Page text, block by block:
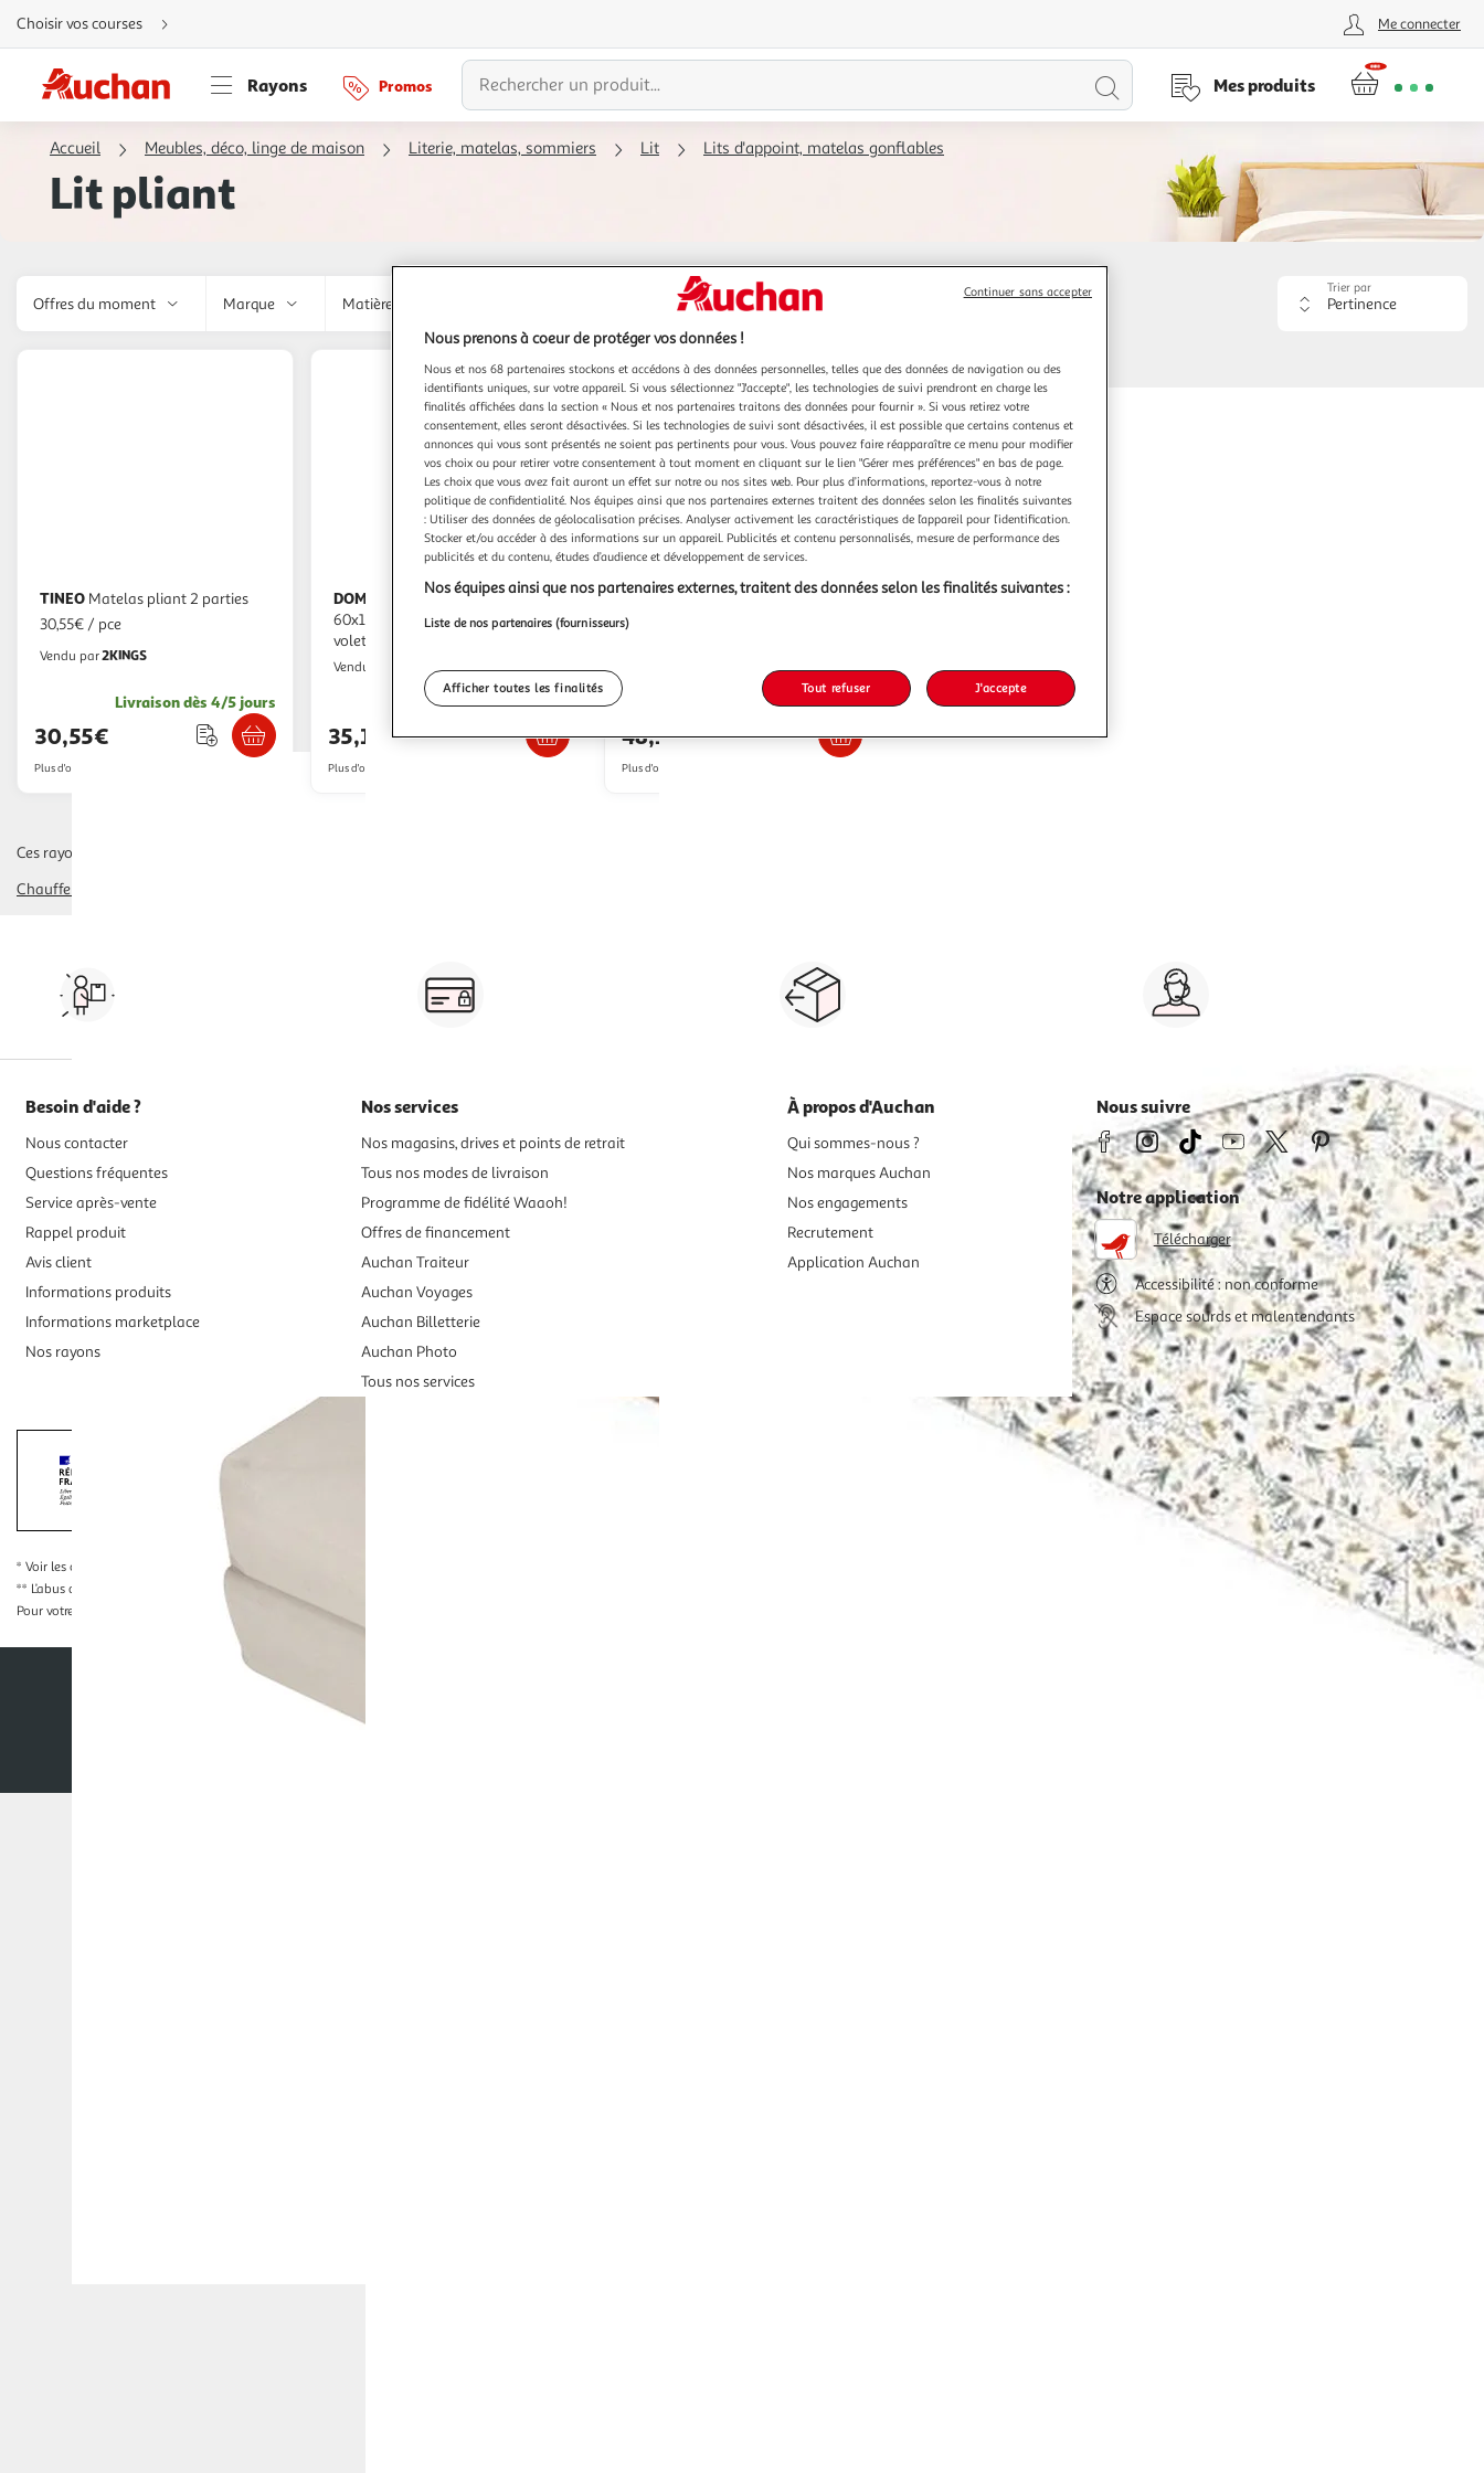
Aller
directement
au
Aller
directement
à
la
Aller
navigation
d'aide
Choisir vos courses Me connecter
Rayons Promos
Lancer
recherche
Mes produits
Accueil Meubles, déco, linge de maison Literie, matelas, sommiers Lit Lits d'appoint, matelas gonflables
Lit pliant
Offres du moment Marque Matière principale Plus de filtres
Appliquer
Trier par
TINEO Matelas pliant 2 parties
30,55€ / pce
Vendu par2KINGS
Livraison dès 4/5 jours
30,55€
Plus d'offres à partir de
DOMIVA
60x120 cm - Epaisseur 5cm - 2
volets - BOUBOU - DOMIVA
Vendu par 2KINGS
Livraison dès 4/5 jours
35,12€
Plus d'offres à partir de
DOMIVAMatelas pliant - Tissu -
60x120 cm - Epaisseur 5cm - 2
Livraison dès 4/5 jours
48,13€
Plus d'offres à partir de
Ces rayons pourraient également vous intéresser :
Chauffeuse
Besoin d'aide ?
Nous contacter
Questions fréquentes
Service après-vente
Rappel produit
Avis client
Informations produits
Informations marketplace
Nos rayons
Nos services
Nos magasins, drives et points de retrait
Tous nos modes de livraison
Programme de fidélité Waaoh!
Offres de financement
Auchan Traiteur
Auchan Voyages
Auchan Billetterie
Auchan Photo
Tous nos services
À propos d'Auchan
Qui sommes-nous ?
Nos marques Auchan
Nos engagements
Recrutement
Application Auchan
Nous suivre
Notre application
Télécharger
Accessibilité : non conforme
Espace sourds et malentendants
Interdiction de vente de boissons alcooliques aux mineurs de moins de 18 ans
La preuve de majorité de l'acheteur est exigée au moment de la vente en ligne.
* Voir les conditions
** L’abus d’alcool est dangereux pour la santé, à consommer avec modération
Pour votre santé, évitez de grignoter entre les repas. www.mangerbouger.fr
Mentions légales
Nous prenons à coeur de protéger vos données !
Nous et nos 68 partenaires stockons et accédons à des données personnelles, telles que des données de navigation ou des
identifiants uniques, sur votre appareil. Si vous sélectionnez "J'accepte", les technologies de suivi prendront en charge les
finalités affichées dans la section « Nous et nos partenaires traitons des données pour fournir ». Si vous retirez votre
consentement, elles seront désactivées. Si les technologies de suivi sont désactivées, il est possible que certains contenus et
annonces qui vous sont présentés ne soient pas pertinents pour vous. Vous pouvez faire réapparaître ce menu pour modifier
vos choix ou pour retirer votre consentement à tout moment en cliquant sur le lien "Gérer mes préférences" en bas de page.
Les choix que vous avez fait auront un effet sur notre ou nos sites web. Pour plus d’informations, reportez-vous à notre
politique de confidentialité. Nos équipes ainsi que nos partenaires externes traitent des données selon les finalités suivantes
: Utiliser des données de géolocalisation précises. Analyser activement les caractéristiques de l’appareil pour l’identification.
Stocker et/ou accéder à des informations sur un appareil. Publicités et contenu personnalisés, mesure de performance des
publicités et du contenu, études d’audience et développement de services.
Nos équipes ainsi que nos partenaires externes, traitent des données selon les finalités suivantes :
Liste de nos partenaires (fournisseurs)
Afficher toutes les finalités Tout refuser J'accepte
Continuer sans accepter